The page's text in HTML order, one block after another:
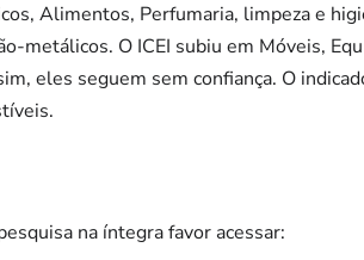
Alimentos, Perfumaria, limpeza e
metálicos. O ICEI subiu em Móveis,
eles seguem sem confiança. O
na íntegra favor acessar: